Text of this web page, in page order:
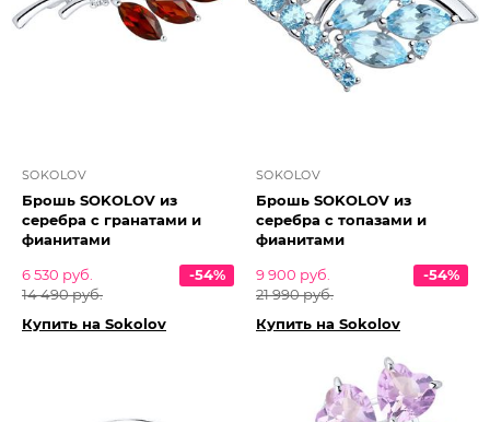
SOKOLOV
Брошь SOKOLOV из
серебра с гранатами и
фианитами
6 530 руб.
14 490 руб.
-54%
Купить на Sokolov
SOKOLOV
Брошь SOKOLOV из
серебра с топазами и
фианитами
9 900 руб.
21 990 руб.
-54%
Купить на Sokolov